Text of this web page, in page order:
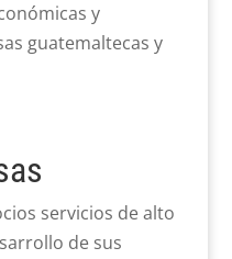
y
guatemaltecas y
servicios de alto
de sus